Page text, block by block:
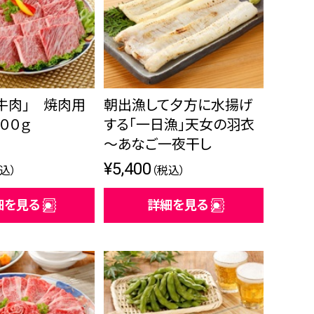
肉」 焼肉用
０ｇ
）
を見る
朝出漁して夕方に水揚げ
する「一日漁」天女の羽衣
～あなご一夜干し
¥5,400 （税込）
詳細を見る